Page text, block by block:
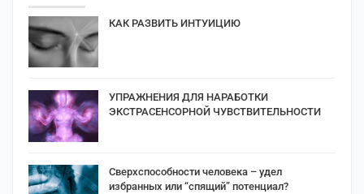
КАК РАЗВИТЬ ИНТУИЦИЮ
УПРАЖНЕНИЯ ДЛЯ НАРАБОТКИ
ЭКСТРАСЕНСОРНОЙ ЧУВСТВИТЕЛЬНОСТИ
Сверхспособности человека – удел
избранных или “спящий” потенциал?